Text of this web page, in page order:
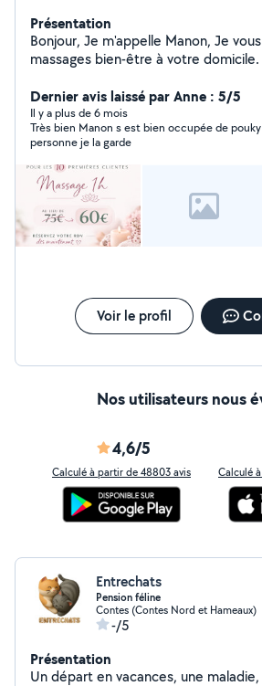
Présentation
Bonjour, Je m'appelle Manon, Je vous propose des
massages bien-être à votre
Suédois. Uniquement pour femme.
Dernier avis laissé par Anne : 5/5
Il y a plus de 6 mois
Très bien Manon s est bien occupée de
personne je la garde
Voir le profil
Nos utilisateurs nous
4,6/5
Calculé à partir de 48803 avis Calculé
Entrechats
Pension féline
Contes (Contes Nord et Hameaux)
-/5
Présentation
Un départ en vacances, une